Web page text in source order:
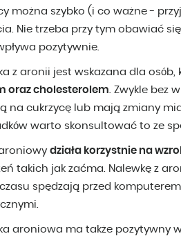
można szybko (i co ważne -
Nie trzeba przy tym obawiać
pozytywnie.
z aronii jest wskazana dla osób,
oraz cholesterolem. Zwykle bez
na cukrzycę lub mają zmiany
warto skonsultować to ze
działa korzystnie na
takich jak zaćma. Nalewkę z
spędzają przed
aroniowa ma także pozytywny